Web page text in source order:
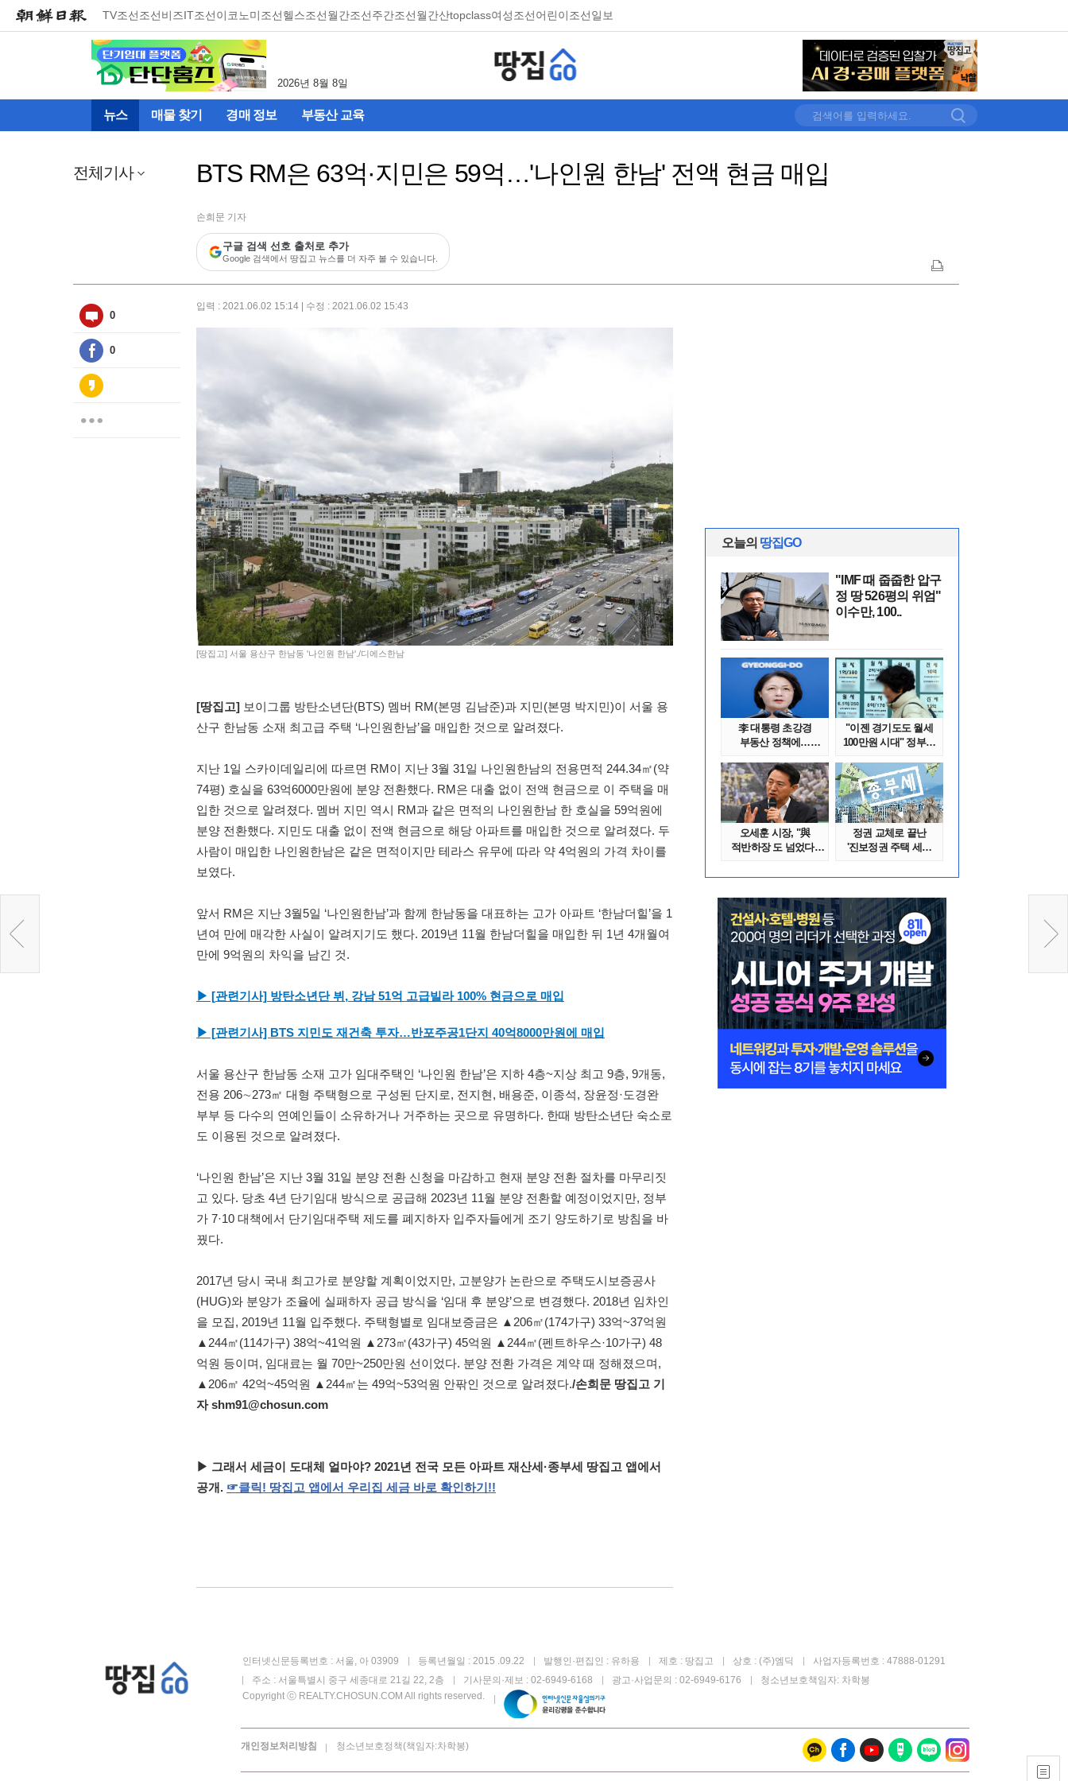
TV조선조선비즈IT조선이코노미조선헬스조선월간조선주간조선월간산topclass여성조선어린이조선일보
2026년 8월 8일
뉴스 매물 찾기 경매 정보 부동산 교육
전체기사 BTS RM은 63억·지민은 59억…'나인원 한남' 전액 현금 매입
손희문 기자
구글 검색 선호 출처로 추가
Google 검색에서 땅집고 뉴스를 더 자주 볼 수 있습니다.
0
0
입력 : 2021.06.02 15:14 | 수정 : 2021.06.02 15:43
[땅집고] 서울 용산구 한남동 '나인원 한남'./디에스한남
[땅집고] 보이그룹 방탄소년단(BTS) 멤버 RM(본명 김남준)과 지민(본명 박지민)이 서울 용
산구 한남동 소재 최고급 주택 ‘나인원한남’을 매입한 것으로 알려졌다.
지난 1일 스카이데일리에 따르면 RM이 지난 3월 31일 나인원한남의 전용면적 244.34㎡(약
74평) 호실을 63억6000만원에 분양 전환했다. RM은 대출 없이 전액 현금으로 이 주택을 매
입한 것으로 알려졌다. 멤버 지민 역시 RM과 같은 면적의 나인원한남 한 호실을 59억원에
분양 전환했다. 지민도 대출 없이 전액 현금으로 해당 아파트를 매입한 것으로 알려졌다. 두
사람이 매입한 나인원한남은 같은 면적이지만 테라스 유무에 따라 약 4억원의 가격 차이를
보였다.
앞서 RM은 지난 3월5일 ‘나인원한남’과 함께 한남동을 대표하는 고가 아파트 ‘한남더힐’을 1
년여 만에 매각한 사실이 알려지기도 했다. 2019년 11월 한남더힐을 매입한 뒤 1년 4개월여
만에 9억원의 차익을 남긴 것.
▶ [관련기사] 방탄소년단 뷔, 강남 51억 고급빌라 100% 현금으로 매입
▶ [관련기사] BTS 지민도 재건축 투자…반포주공1단지 40억8000만원에 매입
서울 용산구 한남동 소재 고가 임대주택인 ‘나인원 한남’은 지하 4층~지상 최고 9층, 9개동,
전용 206∼273㎡ 대형 주택형으로 구성된 단지로, 전지현, 배용준, 이종석, 장윤정·도경완
부부 등 다수의 연예인들이 소유하거나 거주하는 곳으로 유명하다. 한때 방탄소년단 숙소로
도 이용된 것으로 알려졌다.
‘나인원 한남’은 지난 3월 31일 분양 전환 신청을 마감하고 현재 분양 전환 절차를 마무리짓
고 있다. 당초 4년 단기임대 방식으로 공급해 2023년 11월 분양 전환할 예정이었지만, 정부
가 7·10 대책에서 단기임대주택 제도를 폐지하자 입주자들에게 조기 양도하기로 방침을 바
꿨다.
2017년 당시 국내 최고가로 분양할 계획이었지만, 고분양가 논란으로 주택도시보증공사
(HUG)와 분양가 조율에 실패하자 공급 방식을 ‘임대 후 분양’으로 변경했다. 2018년 임차인
을 모집, 2019년 11월 입주했다. 주택형별로 임대보증금은 ▲206㎡(174가구) 33억~37억원
▲244㎡(114가구) 38억~41억원 ▲273㎡(43가구) 45억원 ▲244㎡(펜트하우스·10가구) 48
억원 등이며, 임대료는 월 70만~250만원 선이었다. 분양 전환 가격은 계약 때 정해졌으며,
▲206㎡ 42억~45억원 ▲244㎡는 49억~53억원 안팎인 것으로 알려졌다./손희문 땅집고 기
자 shm91@chosun.com
▶ 그래서 세금이 도대체 얼마야? 2021년 전국 모든 아파트 재산세·종부세 땅집고 앱에서
공개. ☞클릭! 땅집고 앱에서 우리집 세금 바로 확인하기!!
오늘의 땅집GO
"IMF 때 줍줍한 압구
정 땅 526평의 위엄"
이수만, 100..
李 대통령 초강경
부동산 정책에…
"이젠 경기도도 월세
100만원 시대" 정부發
오세훈 시장, "與
적반하장 도 넘었다"
정권 교체로 끝난
'진보정권 주택 세금
인터넷신문등록번호 : 서울, 아 03909 등록년월일 : 2015 .09.22 발행인·편집인 : 유하용 제호 : 땅집고 상호 : (주)엠딕
사업자등록번호 : 47888-01291
주소 : 서울특별시 중구 세종대로 21길 22, 2층
기사문의·제보 : 02-6949-6168 광고·사업문의 : 02-6949-6176
청소년보호책임자: 차학봉
Copyright ⓒ REALTY.CHOSUN.COM All rights reserved.
개인정보처리방침 청소년보호정책(책임자:차학봉)